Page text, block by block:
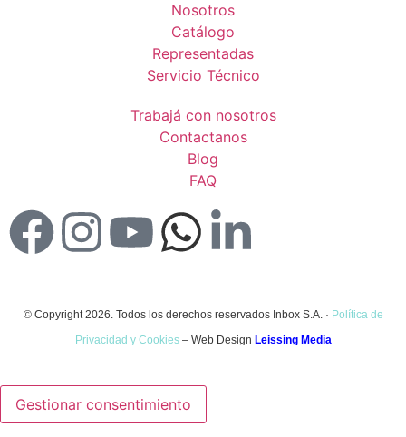
Nosotros
Catálogo
Representadas
Servicio Técnico
Trabajá con nosotros
Contactanos
Blog
FAQ
© Copyright 2026. Todos los derechos reservados Inbox S.A. · Política de
Privacidad y Cookies– Web Design Leissing Media
Gestionar consentimiento